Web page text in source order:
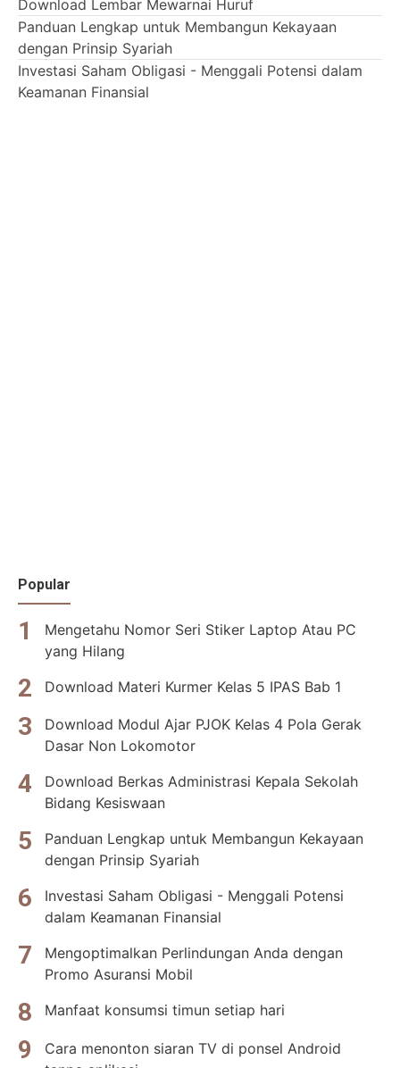
Download Lembar Mewarnai Huruf
Panduan Lengkap untuk Membangun Kekayaan
dengan Prinsip Syariah
Investasi Saham Obligasi - Menggali Potensi dalam
Keamanan Finansial
Popular
Mengetahu Nomor Seri Stiker Laptop Atau PC
yang Hilang
Download Materi Kurmer Kelas 5 IPAS Bab 1
Download Modul Ajar PJOK Kelas 4 Pola Gerak
Dasar Non Lokomotor
Download Berkas Administrasi Kepala Sekolah
Bidang Kesiswaan
Panduan Lengkap untuk Membangun Kekayaan
dengan Prinsip Syariah
Investasi Saham Obligasi - Menggali Potensi
dalam Keamanan Finansial
Mengoptimalkan Perlindungan Anda dengan
Promo Asuransi Mobil
Manfaat konsumsi timun setiap hari
Cara menonton siaran TV di ponsel Android